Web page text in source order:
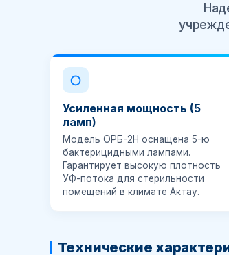
Усиленная мощность (5
ламп)
Модель ОРБ-2Н оснащена 5-ю
бактерицидными лампами.
Гарантирует высокую плотность
УФ-потока для стерильности
помещений в климате Актау.
Технические